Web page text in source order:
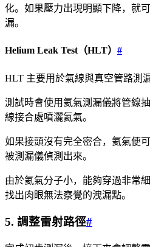
化。如果壓力出現明顯下降，就
漏。
Helium Leak Test（HLT） #
HLT 主要用於氣線與真空管路測漏
測試時會使用氦氣測漏儀將管線
線接合處噴灑氦氣。
如果接頭沒有完全密合，氦氣便
被測漏儀偵測出來。
由於氦氣分子小，能夠穿過非常
找出肉眼無法察覺的洩漏點。
5. 調整雷射路徑#